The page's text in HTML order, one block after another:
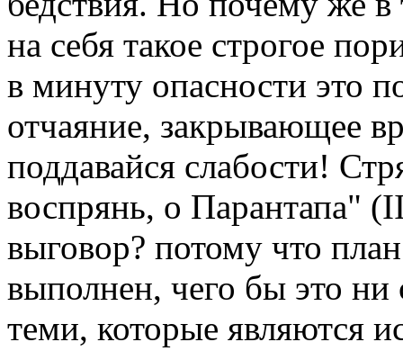
на себя такое строгое
в минуту опасности это
отчаяние, закрывающее
поддавайся слабости!
воспрянь, о Парантапа"
выговор? потому что
выполнен, чего бы это ни
теми, которые являются